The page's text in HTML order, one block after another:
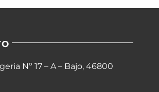
Nº 17 – A – Bajo, 46800